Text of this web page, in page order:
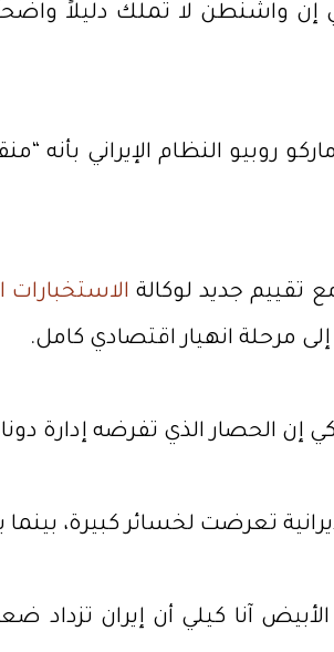
إن واشنطن لا تملك دليلاً
روبيو النظام الإيراني
تقييم جديد لوكالة الاستخبارات
مرحلة انهيار اقتصادي كامل.
الحصار الذي تفرضه إدارة
تعرضت لخسائر كبيرة،
آنا كيلي أن إيران